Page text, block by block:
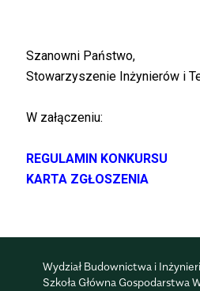
Szanowni Państwo,
Stowarzyszenie Inżynierów i
W załączeniu:
REGULAMIN KONKURSU
KARTA ZGŁOSZENIA
Wydział Budownictwa i
Szkoła Główna Gospodarstwa